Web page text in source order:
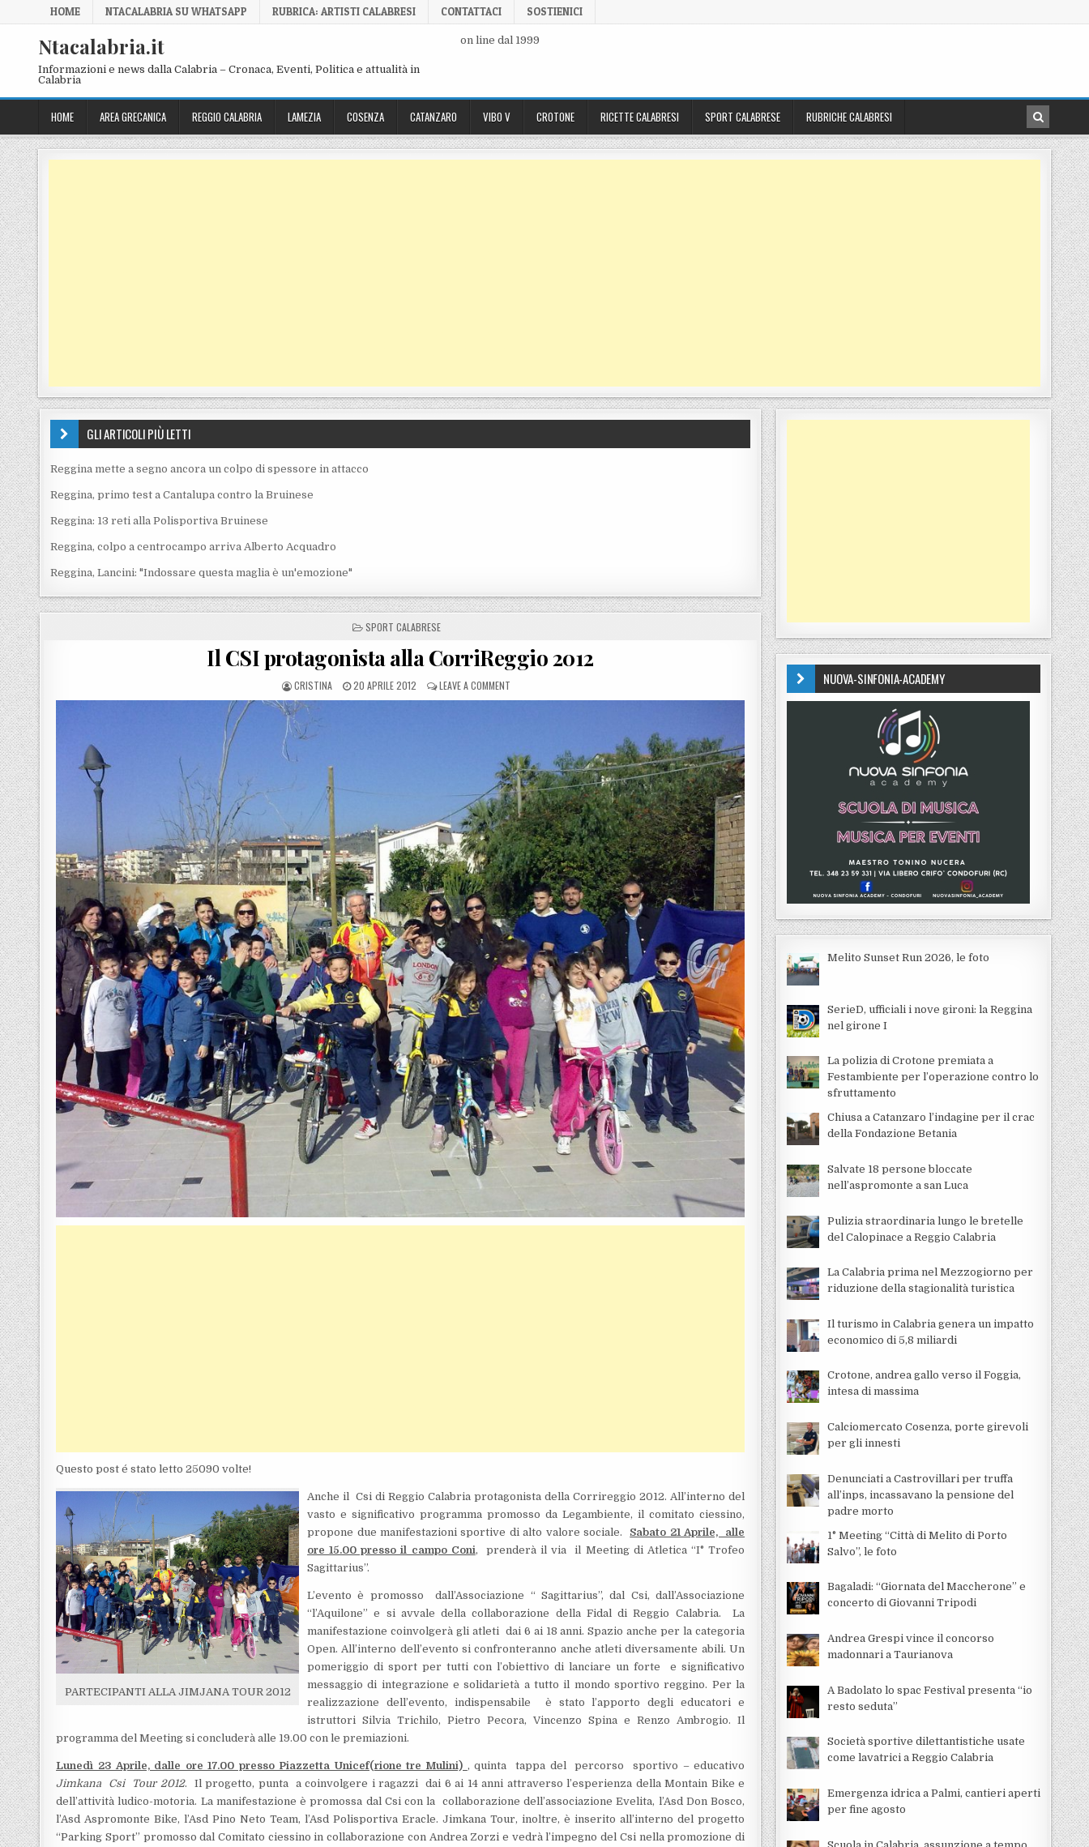
Skip to content
HOME NTACALABRIA SU WHATSAPP RUBRICA: ARTISTI CALABRESI CONTATTACI SOSTIENICI
Ntacalabria.it
Informazioni e news dalla Calabria – Cronaca, Eventi, Politica e attualità in
Calabria
on line dal 1999
HOME AREA GRECANICA REGGIO CALABRIA LAMEZIA COSENZA CATANZARO VIBO V CROTONE RICETTE CALABRESI SPORT CALABRESE RUBRICHE CALABRESI
GLI ARTICOLI PIÙ LETTI
Reggina mette a segno ancora un colpo di spessore in attacco
Reggina, primo test a Cantalupa contro la Bruinese
Reggina: 13 reti alla Polisportiva Bruinese
Reggina, colpo a centrocampo arriva Alberto Acquadro
Reggina, Lancini: "Indossare questa maglia è un'emozione"
POSTED IN
SPORT CALABRESE
Il CSI protagonista alla CorriReggio 2012
POSTED BY
CRISTINA POSTED ON
20 APRILE 2012 LEAVE A COMMENT
Questo post é stato letto 25090 volte!
PARTECIPANTI ALLA JIMJANA TOUR 2012
Anche il Csi di Reggio Calabria protagonista della Corrireggio 2012. All’interno del
vasto e significativo programma promosso da Legambiente, il comitato ciessino,
propone due manifestazioni sportive di alto valore sociale. Sabato 21 Aprile, alle
ore 15.00 presso il campo Coni, prenderà il via il Meeting di Atletica “I° Trofeo
Sagittarius”.
L’evento è promosso dall’Associazione “ Sagittarius”, dal Csi, dall’Associazione
“l’Aquilone” e si avvale della collaborazione della Fidal di Reggio Calabria. La
manifestazione coinvolgerà gli atleti dai 6 ai 18 anni. Spazio anche per la categoria
Open. All’interno dell’evento si confronteranno anche atleti diversamente abili. Un
pomeriggio di sport per tutti con l’obiettivo di lanciare un forte e significativo
messaggio di integrazione e solidarietà a tutto il mondo sportivo reggino. Per la
realizzazione dell’evento, indispensabile è stato l’apporto degli educatori e
istruttori Silvia Trichilo, Pietro Pecora, Vincenzo Spina e Renzo Ambrogio. Il
programma del Meeting si concluderà alle 19.00 con le premiazioni.
Lunedì 23 Aprile, dalle ore 17.00 presso Piazzetta Unicef(rione tre Mulini) , quinta tappa del percorso sportivo – educativo
Jimkana Csi Tour 2012. Il progetto, punta a coinvolgere i ragazzi dai 6 ai 14 anni attraverso l’esperienza della Montain Bike e
dell’attività ludico-motoria. La manifestazione è promossa dal Csi con la collaborazione dell’associazione Evelita, l’Asd Don Bosco,
l’Asd Aspromonte Bike, l’Asd Pino Neto Team, l’Asd Polisportiva Eracle. Jimkana Tour, inoltre, è inserito all’interno del progetto
“Parking Sport” promosso dal Comitato ciessino in collaborazione con Andrea Zorzi e vedrà l’impegno del Csi nella promozione di
NUOVA-SINFONIA-ACADEMY
Melito Sunset Run 2026, le foto
SerieD, ufficiali i nove gironi: la Reggina
nel girone I
La polizia di Crotone premiata a
Festambiente per l’operazione contro lo
sfruttamento
Chiusa a Catanzaro l’indagine per il crac
della Fondazione Betania
Salvate 18 persone bloccate
nell’aspromonte a san Luca
Pulizia straordinaria lungo le bretelle
del Calopinace a Reggio Calabria
La Calabria prima nel Mezzogiorno per
riduzione della stagionalità turistica
Il turismo in Calabria genera un impatto
economico di 5,8 miliardi
Crotone, andrea gallo verso il Foggia,
intesa di massima
Calciomercato Cosenza, porte girevoli
per gli innesti
Denunciati a Castrovillari per truffa
all’inps, incassavano la pensione del
padre morto
1° Meeting “Città di Melito di Porto
Salvo”, le foto
Bagaladi: “Giornata del Maccherone” e
concerto di Giovanni Tripodi
Andrea Grespi vince il concorso
madonnari a Taurianova
A Badolato lo spac Festival presenta “io
resto seduta”
Società sportive dilettantistiche usate
come lavatrici a Reggio Calabria
Emergenza idrica a Palmi, cantieri aperti
per fine agosto